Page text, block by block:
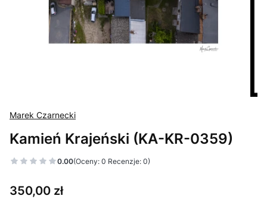
Marek Czarnecki
Kamień Krajeński (KA-KR-0359)
0.00(Oceny: 0 Recenzje: 0)
Cena
350,00 zł